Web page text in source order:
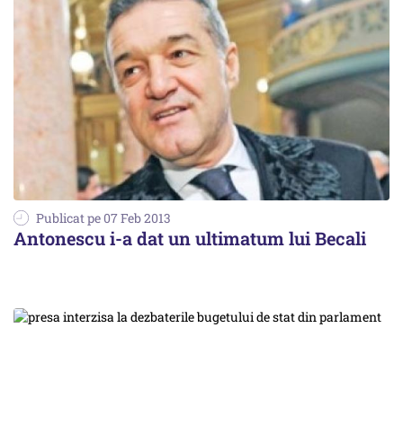
Publicat pe 07 Feb 2013
Antonescu i-a dat un ultimatum lui Becali